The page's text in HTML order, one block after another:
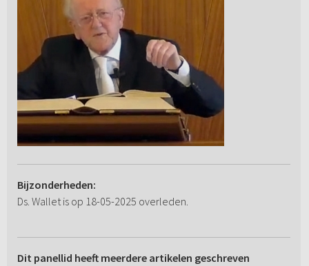
Bijzonderheden:
Ds. Wallet is op 18-05-2025 overleden.
Dit panellid heeft meerdere artikelen geschreven